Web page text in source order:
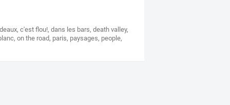
,c'est flou!,dans les bars,death valley,
,on the road, paris, paysages, people,